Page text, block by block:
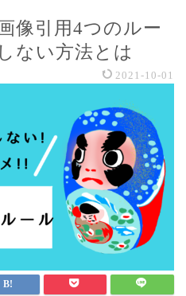
像引用4つのルー
ない方法とは
2021-10-01